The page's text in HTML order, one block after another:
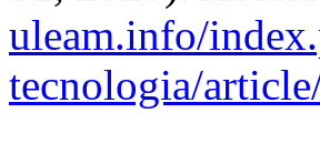
uleam.info/
tecnologia/